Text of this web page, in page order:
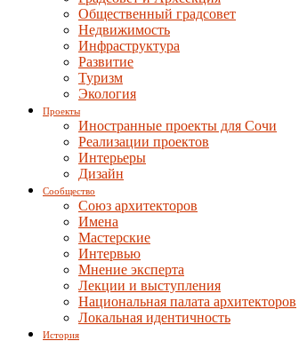
Общественный градсовет
Недвижимость
Инфраструктура
Развитие
Туризм
Экология
Проекты
Иностранные проекты для Сочи
Реализации проектов
Интерьеры
Дизайн
Сообщество
Союз архитекторов
Имена
Мастерские
Интервью
Мнение эксперта
Лекции и выступления
Национальная палата архитекторов
Локальная идентичность
История